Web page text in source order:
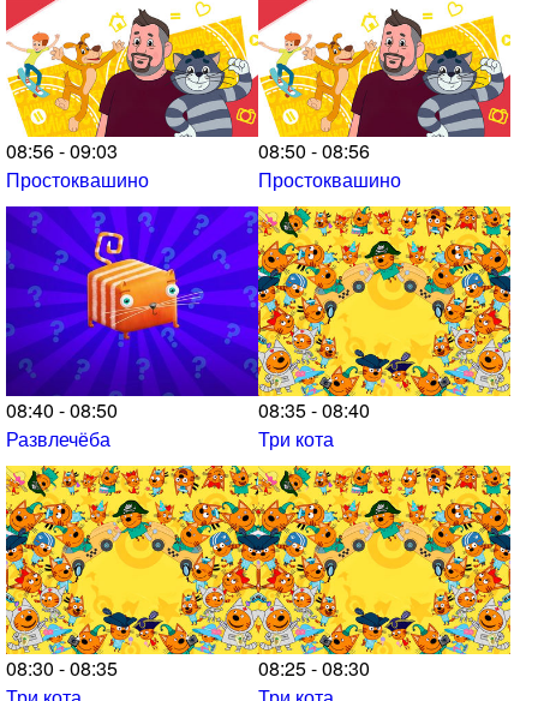
08:56 - 09:03
Простоквашино
08:50 - 08:56
Простоквашино
08:40 - 08:50
Развлечёба
08:35 - 08:40
Три кота
08:30 - 08:35
08:25 - 08:30